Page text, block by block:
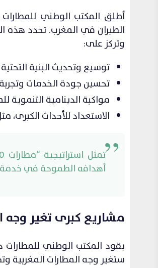
الطيران في المغرب. تحدد هذه
وتركز على:
توسيع وتحديث البنية
تحسين جودة الخدمات
مواكبة الدينامية التنموية
الاستعداد للأحداث الكبرى،
أهدافه الطموحة في خدمة
مشاريع كبرى تغير وجه
يقود المكتب الوطني للمطارات
ستغير وجه المطارات المغربية